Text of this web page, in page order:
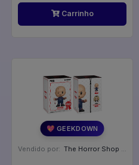
Carrinho
💖 GEEKDOWN
Vendido por: The Horror Shop - Colecionáveis - MG